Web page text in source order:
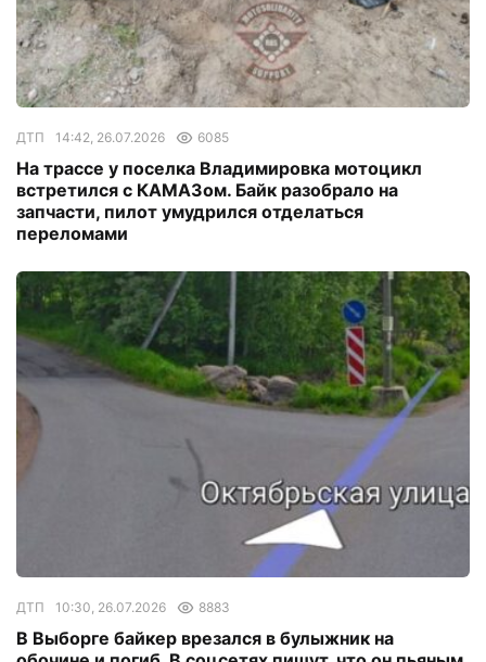
ДТП 14:42, 26.07.2026 6085
На трассе у поселка Владимировка мотоцикл
встретился с КАМАЗом. Байк разобрало на
запчасти, пилот умудрился отделаться
переломами
ДТП 10:30, 26.07.2026 8883
В Выборге байкер врезался в булыжник на